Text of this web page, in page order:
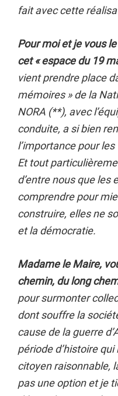
fait avec cette
Pour moi et je vous
cet « espace du 19
vient prendre place
mémoires » de la
NORA (**), avec
conduite, a si bien
l’importance pour
Et tout
d’entre nous que les
comprendre pour
construire, elles ne
et la démocratie.
Madame le Maire,
chemin, du long
pour surmonter
dont souffre la
cause de la guerre
période d’histoire qui
citoyen raisonnable,
pas une option et je